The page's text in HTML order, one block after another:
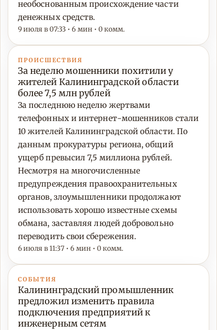
необоснованным происхождение части
денежных средств.
9 июля в 07:33 • 6 мин • 0 комм.
ПРОИСШЕСТВИЯ
За неделю мошенники похитили у
жителей Калининградской области
более 7,5 млн рублей
За последнюю неделю жертвами
телефонных и интернет-мошенников стали
10 жителей Калининградской области. По
данным прокуратуры региона, общий
ущерб превысил 7,5 миллиона рублей.
Несмотря на многочисленные
предупреждения правоохранительных
органов, злоумышленники продолжают
использовать хорошо известные схемы
обмана, заставляя людей добровольно
переводить свои сбережения.
6 июля в 11:37 • 6 мин • 0 комм.
СОБЫТИЯ
Калининградский промышленник
предложил изменить правила
подключения предприятий к
инженерным сетям